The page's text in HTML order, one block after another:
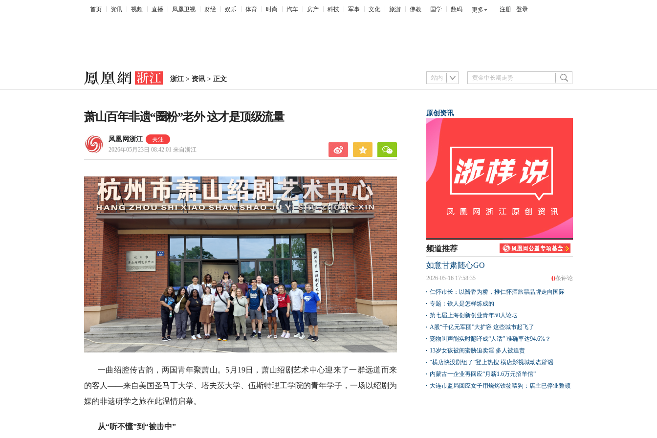
首页 资讯 视频 直播 凤凰卫视 财经 娱乐 体育 时尚 汽车 房产 科技 军事 文化 旅游 佛教 国学 数码 更多 注册 登录
浙江> 资讯 > 正文 站内
萧山百年非遗“圈粉”老外 这才是顶级流量
凤凰网浙江
2026年05月23日 08:42:01 来自浙江
一曲绍腔传古韵，两国青年聚萧山。5月19日，萧山绍剧艺术中心迎来了一群远道而来
的客人——来自美国圣马丁大学、塔夫茨大学、伍斯特理工学院的青年学子，一场以绍剧为
媒的非遗研学之旅在此温情启幕。
从“听不懂”到“被击中”
原创资讯
频道推荐
如意甘肃随心GO
0条评论
2026-05-16 17:58:35
仁怀市长：以酱香为桥，推仁怀酒旅票品牌走向国际
专题：铁人是怎样炼成的
第七届上海创新创业青年50人论坛
A股“千亿元军团”大扩容 这些城市起飞了
宠物叫声能实时翻译成“人话” 准确率达94.6%？
13岁女孩被闺蜜胁迫卖淫 多人被追责
“横店快没剧组了”登上热搜 横店影视城动态辟谣
内蒙古一企业再回应“月薪1.6万元招羊倌”
大连市监局回应女子用烧烤铁签喂狗：店主已停业整顿